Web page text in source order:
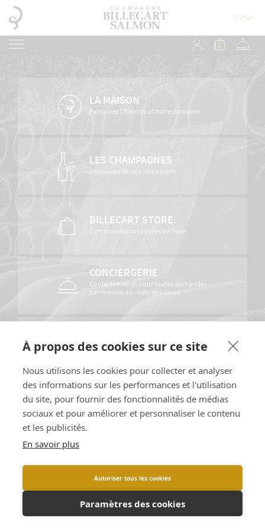
À propos des cookies sur ce site
Nous utilisons les cookies pour collecter et analyser
des informations sur les performances et l'utilisation
du site, pour fournir des fonctionnalités de médias
sociaux et pour améliorer et personnaliser le contenu
et les publicités.
En savoir plus
Autoriser tous les cookies
Paramètres des cookies
0
LA MAISON
Parcourez l’histoire et notre domaine
LES CHAMPAGNES
Découvrez toutes nos cuvées
BILLECART STORE
Commandez vos cuvées en ligne
CONCIERGERIE
Contactez-nous pour toutes demandes
sur-mesure ou visite des caves
MY ORIGIN
Découvrez les secrets de votre cuvée